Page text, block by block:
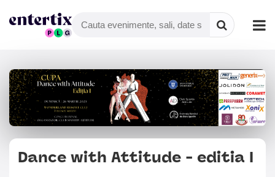
Dance with Attitude - editia I